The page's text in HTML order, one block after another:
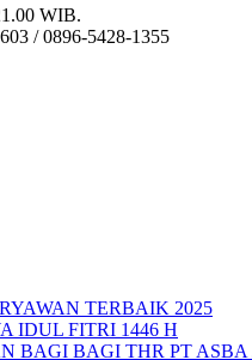
WIB.
/ 0896-5428-1355
TERBAIK 2025
IDUL FITRI 1446 H
BAGI BAGI THR PT ASBA